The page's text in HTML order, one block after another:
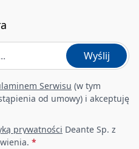
Wyślij
Serwisu (w tym
od umowy) i akceptuję
prywatności Deante Sp. z
*